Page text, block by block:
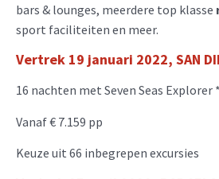
bars & lounges, meerdere top klasse
sport faciliteiten en meer.
Vertrek 19 januari 2022, SAN
16 nachten met Seven Seas
Vanaf € 7.159 pp
Keuze uit 66 inbegrepen excursies